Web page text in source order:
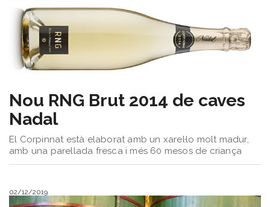
Nou RNG Brut 2014 de caves
Nadal
El Corpinnat està elaborat amb un xarel·lo molt madur,
amb una parellada fresca i més 60 mesos de criança
02/12/2019